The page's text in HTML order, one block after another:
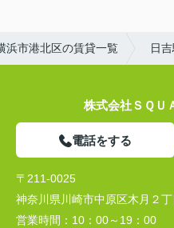
浜市港北区の賃貸一覧 日
株式会社ＳＱ
電話をする
〒211-0025
神奈川県川崎市中原区木月２
営業時間： 10：00～19：00